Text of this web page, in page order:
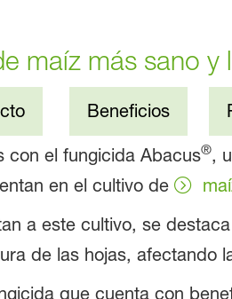
maíz más sano
Beneficios
con el fungicida Abacus®,
en el cultivo de
a este cultivo, se
de las hojas, afectando
que cuenta con